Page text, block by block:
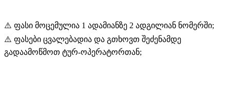
⚠️ ფასი მოცემულია 1 ადამიანზე 2 ადგილიან ნომერში;
⚠️ ფასები ცვალებადია და გთხოვთ შეძენამდე
გადაამოწმოთ ტურ-ოპერატორთან;